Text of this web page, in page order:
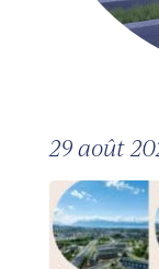
29 août